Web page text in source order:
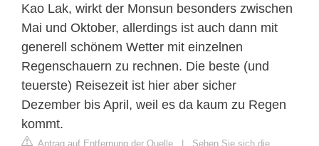
Kao Lak, wirkt der Monsun besonders zwischen
Mai und Oktober, allerdings ist auch dann mit
generell schönem Wetter mit einzelnen
Regenschauern zu rechnen. Die beste (und
teuerste) Reisezeit ist hier aber sicher
Dezember bis April, weil es da kaum zu Regen
kommt.
Antrag auf Entfernung der Quelle | Sehen Sie sich die